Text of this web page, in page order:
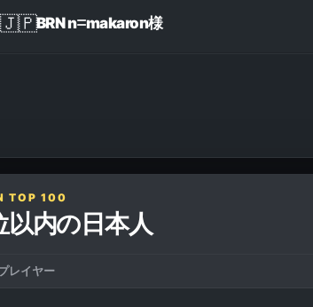
🇯🇵BRN nꘌmakaron様
TOP 100
内の日本人
レイヤー